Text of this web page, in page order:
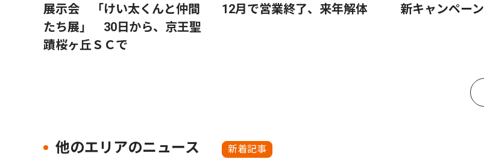
展示会 「けい太くんと仲間
たち展」 30日から、京王聖
蹟桜ヶ丘ＳＣで
12月で営業終了、来年解体
新キャンペーン
他のエリアのニュース 新着記事